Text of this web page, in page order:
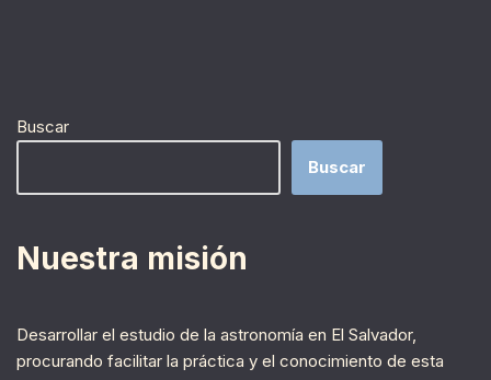
Buscar
Buscar
Nuestra misión
Desarrollar el estudio de la astronomía en El Salvador,
procurando facilitar la práctica y el conocimiento de esta